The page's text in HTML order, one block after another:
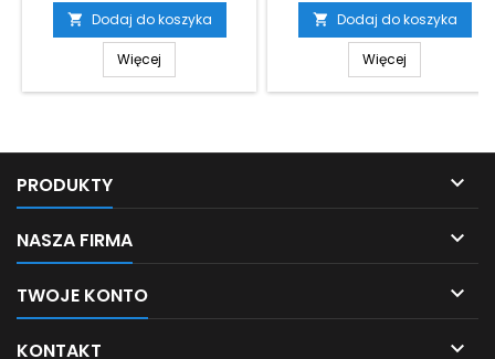
 Dodaj do koszyka
Więcej
 Dodaj do koszyka
Więcej
PRODUKTY 
NASZA FIRMA 
TWOJE KONTO 
KONTAKT 